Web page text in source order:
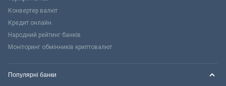
Конвертер валют
Кредит онлайн
Народний рейтинг банків
Моніторинг обмінників криптовалют
Популярні банки